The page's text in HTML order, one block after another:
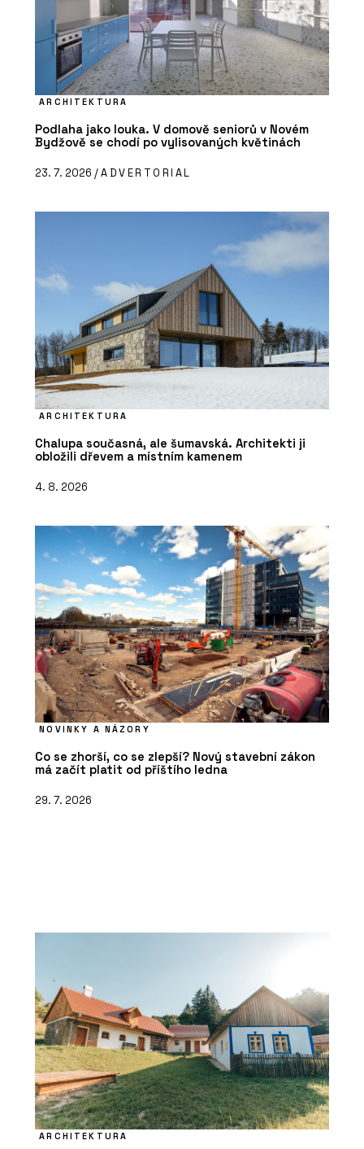
ARCHITEKTURA
Podlaha jako louka. V domově seniorů v Novém
Bydžově se chodí po vylisovaných květinách
23. 7. 2026 /ADVERTORIAL
ARCHITEKTURA
Chalupa současná, ale šumavská. Architekti ji
obložili dřevem a místním kamenem
4. 8. 2026
NOVINKY A NÁZORY
Co se zhorší, co se zlepší? Nový stavební zákon
má začít platit od příštího ledna
29. 7. 2026
ARCHITEKTURA